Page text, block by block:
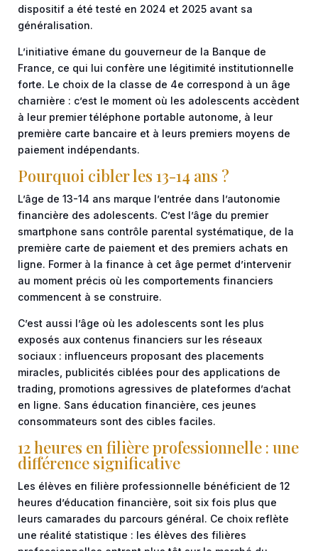
dispositif a été testé en 2024 et 2025 avant sa
généralisation.
L’initiative émane du gouverneur de la Banque de
France, ce qui lui confère une légitimité institutionnelle
forte. Le choix de la classe de 4e correspond à un âge
charnière : c’est le moment où les adolescents accèdent
à leur premier téléphone portable autonome, à leur
première carte bancaire et à leurs premiers moyens de
paiement indépendants.
Pourquoi cibler les 13-14 ans ?
L’âge de 13-14 ans marque l’entrée dans l’autonomie
financière des adolescents. C’est l’âge du premier
smartphone sans contrôle parental systématique, de la
première carte de paiement et des premiers achats en
ligne. Former à la finance à cet âge permet d’intervenir
au moment précis où les comportements financiers
commencent à se construire.
C’est aussi l’âge où les adolescents sont les plus
exposés aux contenus financiers sur les réseaux
sociaux : influenceurs proposant des placements
miracles, publicités ciblées pour des applications de
trading, promotions agressives de plateformes d’achat
en ligne. Sans éducation financière, ces jeunes
consommateurs sont des cibles faciles.
12 heures en filière professionnelle : une
différence significative
Les élèves en filière professionnelle bénéficient de 12
heures d’éducation financière, soit six fois plus que
leurs camarades du parcours général. Ce choix reflète
une réalité statistique : les élèves des filières